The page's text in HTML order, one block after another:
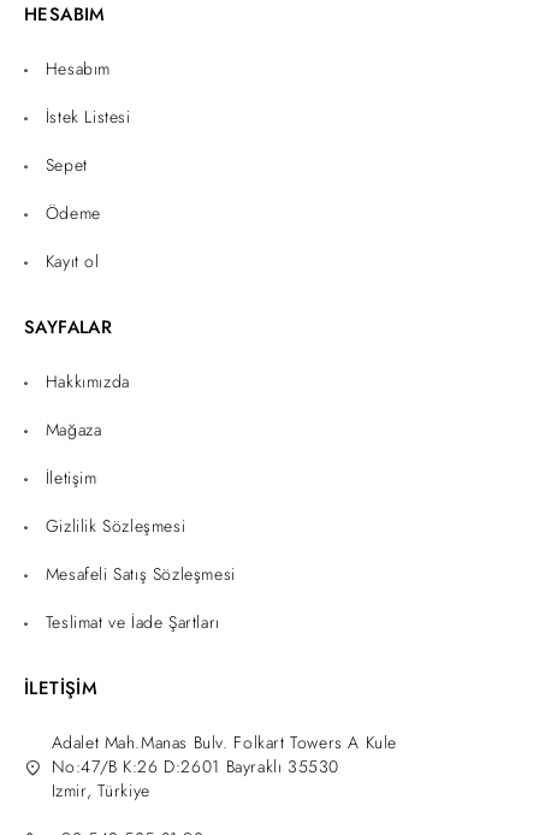
HESABIM
Hesabım
İstek Listesi
Sepet
Ödeme
Kayıt ol
SAYFALAR
Hakkımızda
Mağaza
İletişim
Gizlilik Sözleşmesi
Mesafeli Satış Sözleşmesi
Teslimat ve İade Şartları
İLETİŞİM
Adalet Mah.Manas Bulv. Folkart Towers A Kule
No:47/B K:26 D:2601 Bayraklı 35530
Izmir, Türkiye